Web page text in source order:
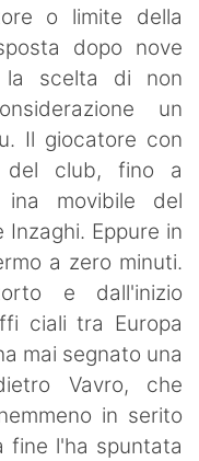
o limite della
dopo nove
scelta di non
un
Il giocatore con
del club, fino a
movibile del
Eppure in
a zero minuti.
e dall'inizio
ciali tra Europa
mai segnato una
Vavro, che
in serito
fine l'ha spuntata